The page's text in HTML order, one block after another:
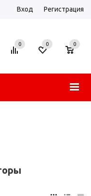
Вход Регистрация
0 0 0